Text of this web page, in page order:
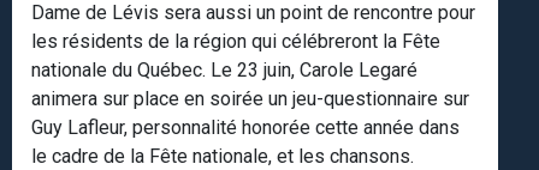
Dame de Lévis sera aussi un point de rencontre pour
les résidents de la région qui célébreront la Fête
nationale du Québec. Le 23 juin, Carole Legaré
animera sur place en soirée un jeu-questionnaire sur
Guy Lafleur, personnalité honorée cette année dans
le cadre de la Fête nationale, et les chansons.